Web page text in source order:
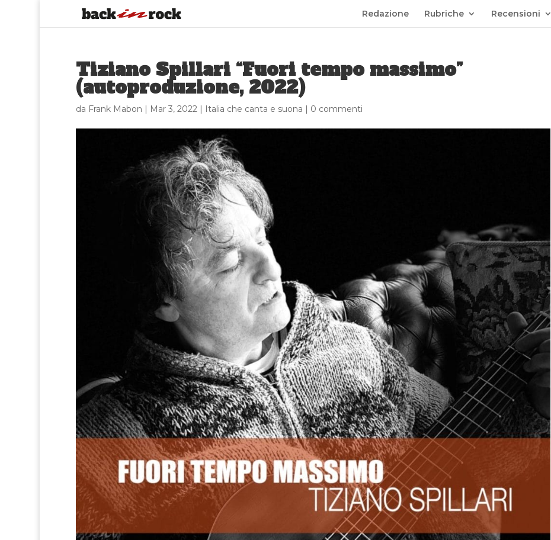
Redazione Rubriche Recensioni
Tiziano Spillari “Fuori tempo massimo”
(autoproduzione, 2022)
da Frank Mabon | Mar 3, 2022| Italia che canta e suona | 0 commenti